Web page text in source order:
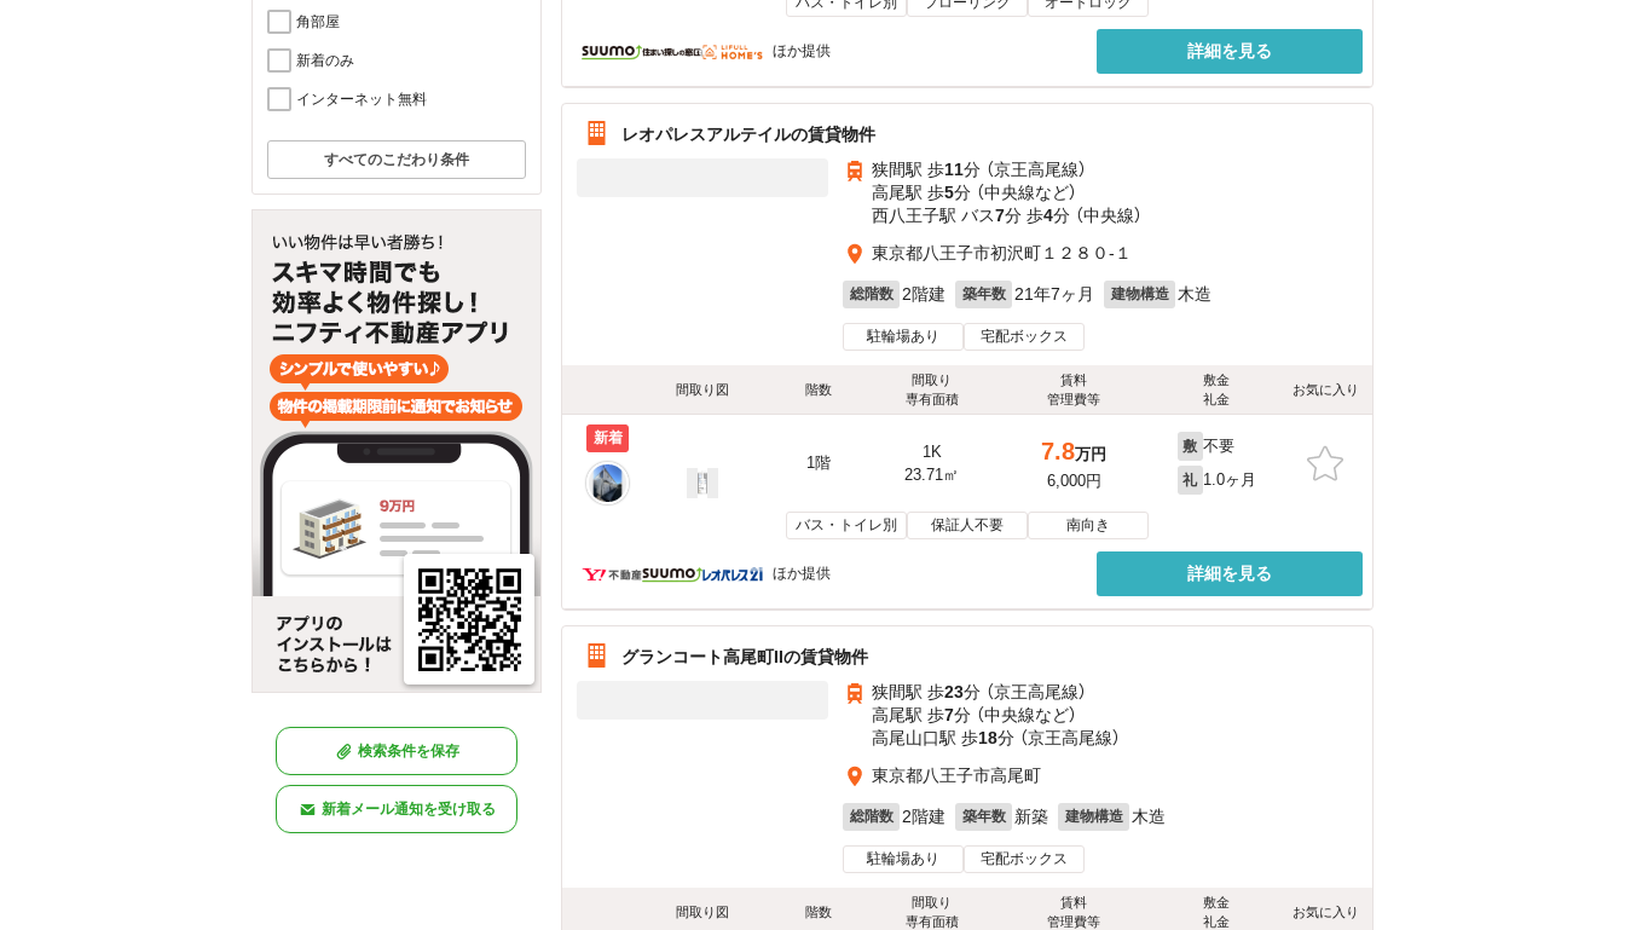
角部屋
新着のみ
インターネット無料
すべてのこだわり条件
検索条件を保存
新着メール通知を受け取る
ほか提供 詳細を見る
レオパレスアルテイルの賃貸物件
狭間駅 歩11分 （京王高尾線）
高尾駅 歩5分 （中央線など）
西八王子駅 バス7分 歩4分 （中央線）
東京都八王子市初沢町１２８０-１
総階数 2階建 築年数 21年7ヶ月 建物構造 木造
駐輪場あり 宅配ボックス
間取り図 階数
間取り
専有面積
賃料
管理費等
敷金
礼金
お気に入り
新着
1階
1K
23.71㎡
7.8万円
6,000円
敷 不要
礼 1.0ヶ月
バス・トイレ別 保証人不要 南向き
ほか提供 詳細を見る
グランコート高尾町IIの賃貸物件
狭間駅 歩23分 （京王高尾線）
高尾駅 歩7分 （中央線など）
高尾山口駅 歩18分 （京王高尾線）
東京都八王子市高尾町
総階数 2階建 築年数 新築 建物構造 木造
駐輪場あり 宅配ボックス
間取り図 階数
間取り
専有面積
賃料
管理費等
敷金
礼金
お気に入り